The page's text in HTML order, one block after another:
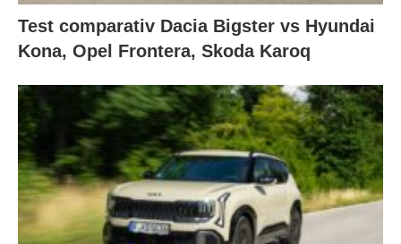
Test comparativ Dacia Bigster vs Hyundai
Kona, Opel Frontera, Skoda Karoq